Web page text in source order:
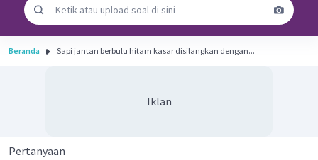
Beranda Sapi jantan berbulu hitam kasar disilangkan dengan...
Iklan
Pertanyaan